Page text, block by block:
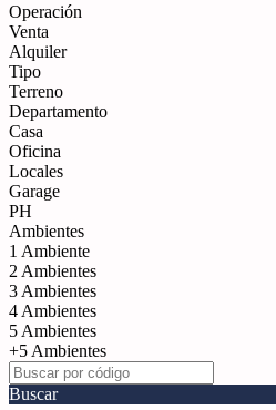
Operación
Venta
Alquiler
Tipo
Terreno
Departamento
Casa
Oficina
Locales
Garage
PH
Ambientes
1 Ambiente
2 Ambientes
3 Ambientes
4 Ambientes
5 Ambientes
+5 Ambientes
Buscar